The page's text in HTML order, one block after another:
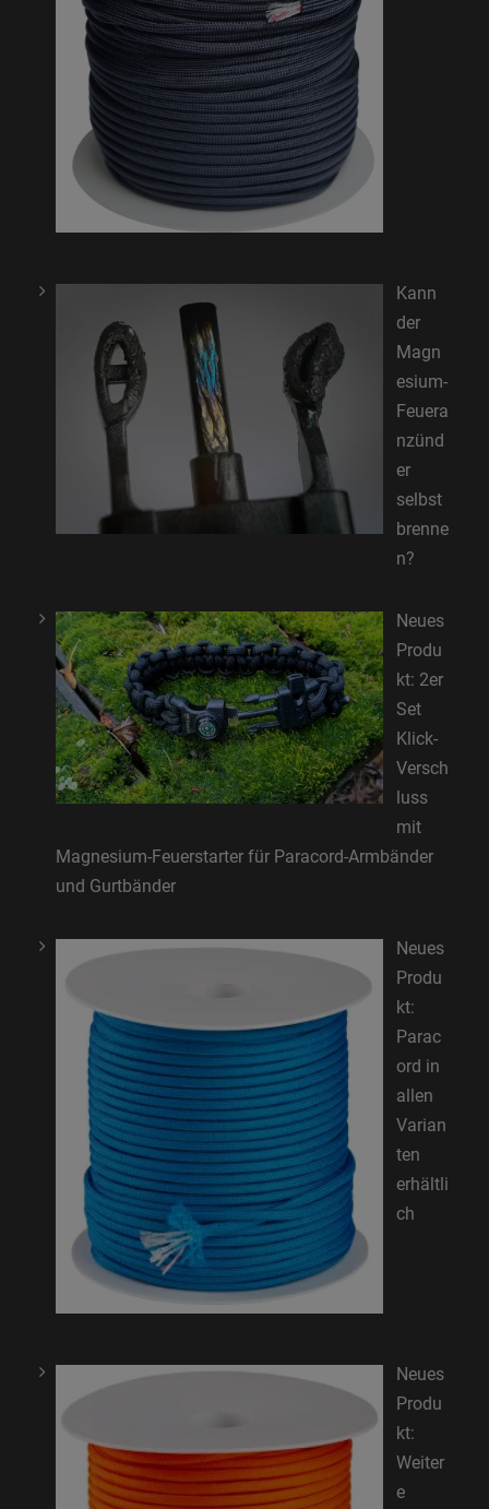
Kann
der
Magn
esium-
Feuera
nzünd
er
selbst
brenne
n?
Neues
Produ
kt: 2er
Set
Klick-
Versch
luss
mit
Magnesium-Feuerstarter für Paracord-Armbänder
und Gurtbänder
Neues
Produ
kt:
Parac
ord in
allen
Varian
ten
erhältli
ch
Neues
Produ
kt:
Weiter
e